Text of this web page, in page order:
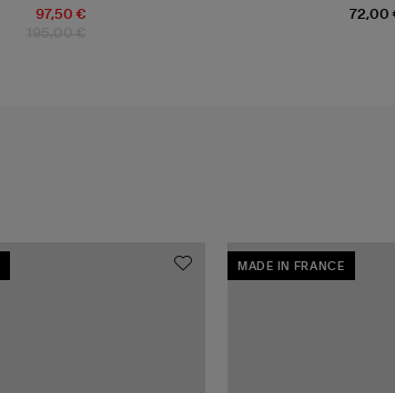
97,50 € 72,00
Caramel
MADE IN FRANCE